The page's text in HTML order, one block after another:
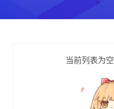
当前列表为